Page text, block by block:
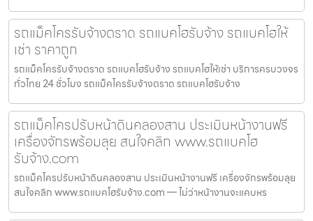
รถแม็คโครรับจ้างตราด รถแบคโฮรับจ้าง รถแบคโฮให้
เช่า ราคาถูก
รถแม็คโครรับจ้างตราด รถแบคโฮรับจ้าง รถแบคโฮให้เช่า บริการครบวงจร
ทั่วไทย 24 ชั่วโมง รถแม็คโครรับจ้างตราด รถแบคโฮรับจ้าง
รถแม็คโครปรับหน้าดินคลองสาน ประเมินหน้างานฟรี
เครื่องจักรพร้อมลุย สนใจคลิก www.รถแบคโฮ
รับจ้าง.com
รถแม็คโครปรับหน้าดินคลองสาน ประเมินหน้างานฟรี เครื่องจักรพร้อมลุย
สนใจคลิก www.รถแบคโฮรับจ้าง.com — ไม่ว่าหน้างานจะแคบหร